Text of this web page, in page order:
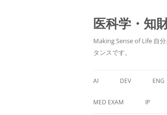
医科学・知
Making Sense of Life 自
タンスです。
AI DEV ENG
MED EXAM IP